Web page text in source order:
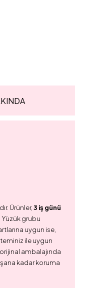
Ürünler,3 iş günü
grubu
uygun ise,
ile uygun
ambalajında
kadar koruma